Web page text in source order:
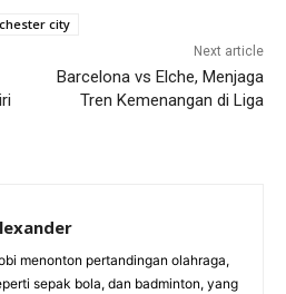
city
Next article
Barcelona vs Elche, Menjaga
Tren Kemenangan di Liga
menonton pertandingan olahraga,
sepak bola, dan badminton, yang